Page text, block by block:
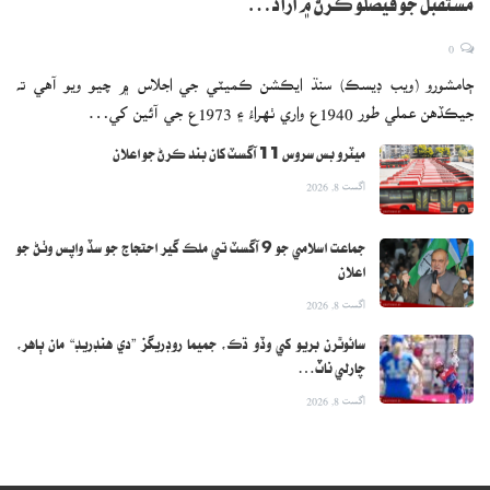
تائين بندش وڌي وئي، جنهن تي هڪ آواز ٿي گڏيل طور تي لکيو ويو،
جدوجهد ڪئي، ان وقت جي اخبارن ايڊيٽوريل لکيا اديبن مضمون لکيا،
ڪهاڻيون لکيون، شاعرن شاعري ڪئي،
هڪ سونهري تاريخ جيڪا ان وقت جي اخبارن ۽ ڪتابن ۾ موجود آهي،
تي لکيو آهي ته "22 نومبر تي 1954ع تي وزيراعظم پاڪستان پاران ون
يونٽ جي حق ۾ واضح بيان ڏيڻ سان ڄڻ ته سڄي سنڌ ۾ باھ ٻري وئي،
وڪيلن پڻ سخت احتجاج ڪيو” ساڳي صفحي تي ليکڪ لکيو آهي ته ان
وقت جي اخبارن مان مقبول ڀٽي جي ادارت هيٺ حيدرآباد مان نڪرندڙ
مستقبل جو فيصلو ڪرڻ ۾ آزاد…
ڄامشورو (ويب ڊيسڪ) سنڌ ايڪشن ڪميٽي جي اجلاس ۾ چيو ويو آهي ته
جيڪڏهن عملي طور 1940ع واري ٺهراءُ ۽ 1973ع جي آئين کي…
ميٽرو بس سروس 11 آگسٽ کان بند ڪرڻ جو اعلان
اگست 8, 2026
جماعت اسلامي جو 9 آگسٽ تي ملڪ گير احتجاج جو سڏ واپس وٺڻ جو
اعلان
اگست 8, 2026
سائوٿرن بريو کي وڏو ڌڪ، جميما روڊريگز ”دي هنڊريڊ“ مان ٻاهر،
چارلي ناٽ…
اگست 8, 2026